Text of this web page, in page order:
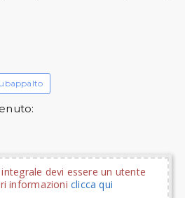
devi essere un utente
informazioni clicca qui